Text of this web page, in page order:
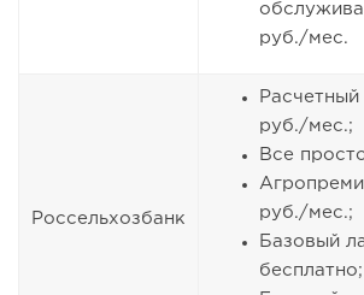
руб./мес.
Россельхозбанк
руб./мес.;
Все
руб./мес.;
Базовый
бесплатно;